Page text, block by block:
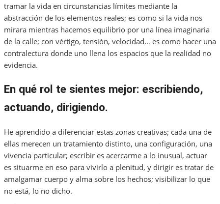
tramar la vida en circunstancias límites mediante la
abstracción de los elementos reales; es como si la vida nos
mirara mientras hacemos equilibrio por una línea imaginaria
de la calle; con vértigo, tensión, velocidad… es como hacer una
contralectura donde uno llena los espacios que la realidad no
evidencia.
En qué rol te sientes mejor: escribiendo,
actuando, dirigiendo.
He aprendido a diferenciar estas zonas creativas; cada una de
ellas merecen un tratamiento distinto, una configuración, una
vivencia particular; escribir es acercarme a lo inusual, actuar
es situarme en eso para vivirlo a plenitud, y dirigir es tratar de
amalgamar cuerpo y alma sobre los hechos; visibilizar lo que
no está, lo no dicho.